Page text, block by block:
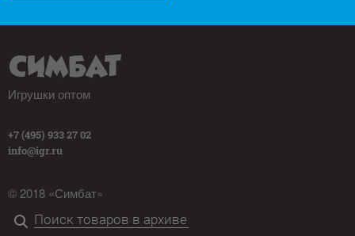
Игрушки оптом
+7 (495) 933 27 02
info@igr.ru
© 2018 «Симбат»